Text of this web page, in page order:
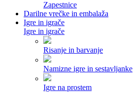
Zapestnice
Darilne vrečke in embalaža
Igre in igrače
Igre in igrače
Risanje in barvanje
Namizne igre in sestavljanke
Igre na prostem